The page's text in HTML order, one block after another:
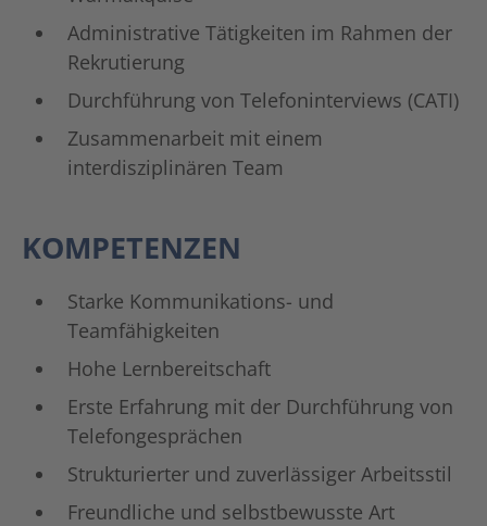
Administrative Tätigkeiten im Rahmen der
Rekrutierung
Durchführung von Telefoninterviews (CATI)
Zusammenarbeit mit einem
interdisziplinären Team
KOMPETENZEN
Starke Kommunikations- und
Teamfähigkeiten
Hohe Lernbereitschaft
Erste Erfahrung mit der Durchführung von
Telefongesprächen
Strukturierter und zuverlässiger Arbeitsstil
Freundliche und selbstbewusste Art